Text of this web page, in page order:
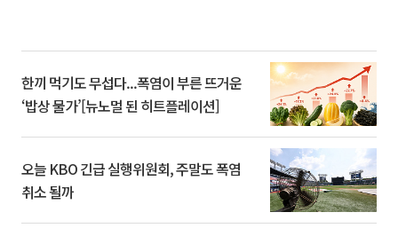
한끼 먹기도 무섭다...폭염이 부른 뜨거운
‘밥상 물가’[뉴노멀 된 히트플레이션]
오늘 KBO 긴급 실행위원회, 주말도 폭염
취소 될까